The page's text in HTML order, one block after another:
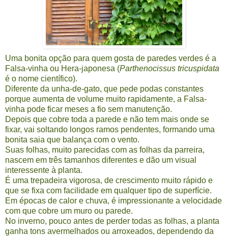
Uma bonita opção para quem gosta de paredes verdes é a
Falsa-vinha ou Hera-japonesa (Parthenocissus tricuspidata
é o nome científico).
Diferente da unha-de-gato, que pede podas constantes
porque aumenta de volume muito rapidamente, a Falsa-
vinha pode ficar meses a fio sem manutenção.
Depois que cobre toda a parede e não tem mais onde se
fixar, vai soltando longos ramos pendentes, formando uma
bonita saia que balança com o vento.
Suas folhas, muito parecidas com as folhas da parreira,
nascem em três tamanhos diferentes e dão um visual
interessente à planta.
É uma trepadeira vigorosa, de crescimento muito rápido e
que se fixa com facilidade em qualquer tipo de superfície.
Em épocas de calor e chuva, é impressionante a velocidade
com que cobre um muro ou parede.
No inverno, pouco antes de perder todas as folhas, a planta
ganha tons avermelhados ou arroxeados, dependendo da